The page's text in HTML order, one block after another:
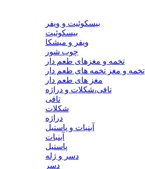
بیسکوئیت و ویفر
بیسکوئیت
ویفر و میشکا
چوب شور
تخمه و مغزهای طعم دار
تخمه و مغز تخمه های طعم دار
مغز های طعم دار
تافی،شکلات و دراژه
تافی
شکلات
دراژه
آبنبات و پاستیل
آبنبات
پاستیل
دسر و ژله
دسر